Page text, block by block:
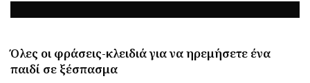
Όλες οι φράσεις-κλειδιά για να ηρεμήσετε ένα
παιδί σε ξέσπασμα